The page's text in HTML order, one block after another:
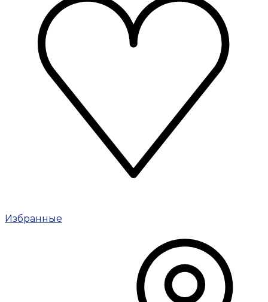
Избранные